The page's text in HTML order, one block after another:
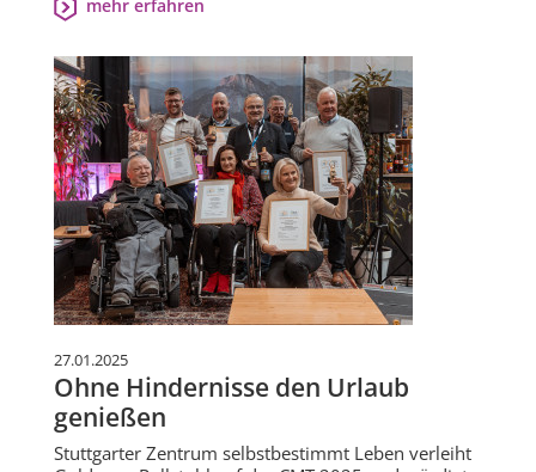
mehr erfahren
27.01.2025
Ohne Hindernisse den Urlaub
genießen
Stuttgarter Zentrum selbstbestimmt Leben verleiht